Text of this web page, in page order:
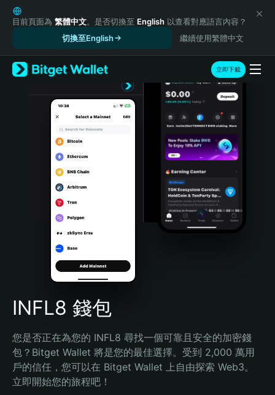
English
日本語
Русский
Español (Latinoamérica)
Türkçe
Português (Portugal)
Bahasa Indonesia
Português (Brasil)
Español (Argentina)
目前頁面為 繁體中文。是否切換至 English 以查看對應語言內容？
切換至English
繼續使用繁體中文
立即下載
INFL8 錢包
您是否正在為您的 INFL8 尋找一個可靠且安全的加密錢
包？Bitget Wallet 將是您的最佳選擇。受到 2,000 萬用
戶的信任，您可以在 Bitget Wallet 上自由探索 Web3。
立即開始您的旅程吧！